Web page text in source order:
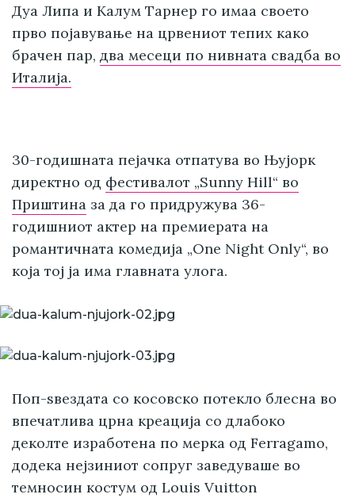
Дуа Липа и Калум Тарнер го имаа своето
прво појавување на црвениот тепих како
брачен пар, два месеци по нивната свадба во
Италија.
30-годишната пејачка отпатува во Њујорк
директно од фестивалот „Sunny Hill“ во
Приштина за да го придружува 36-
годишниот актер на премиерата на
романтичната комедија „One Night Only“, во
која тој ја има главната улога.
Поп-ѕвездата со косовско потекло блесна во
впечатлива црна креација со длабоко
деколте изработена по мерка од Ferragamo,
додека нејзиниот сопруг заведуваше во
темносин костум од Louis Vuitton